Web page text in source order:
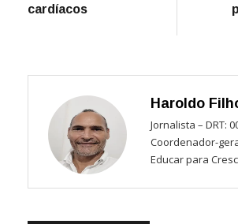
cardíacos
Haroldo
Jornalista – DRT:
Coordenador-
Educar para